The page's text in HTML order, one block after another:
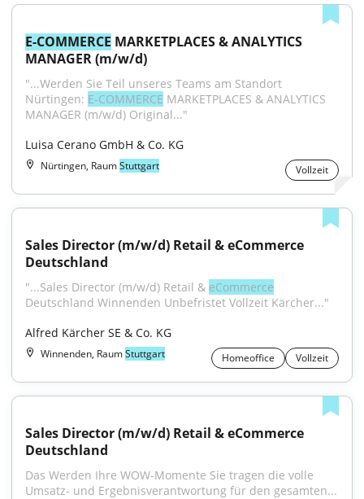
E-COMMERCE MARKETPLACES & ANALYTICS
MANAGER (m/w/d)
"...Werden Sie Teil unseres Teams am Standort
Nürtingen: E-COMMERCE MARKETPLACES & ANALYTICS
MANAGER (m/w/d) Original..."
Luisa Cerano GmbH & Co. KG
Nürtingen, RaumStuttgart Vollzeit
Sales Director (m/w/d) Retail & eCommerce
Deutschland
"...Sales Director (m/w/d) Retail & eCommerce
Deutschland Winnenden Unbefristet Vollzeit Kärcher..."
Alfred Kärcher SE & Co. KG
Winnenden, RaumStuttgart Homeoffice Vollzeit
Sales Director (m/w/d) Retail & eCommerce
Deutschland
Das Werden Ihre WOW-Momente Sie tragen die volle
Umsatz- und Ergebnisverantwortung für den gesamten...